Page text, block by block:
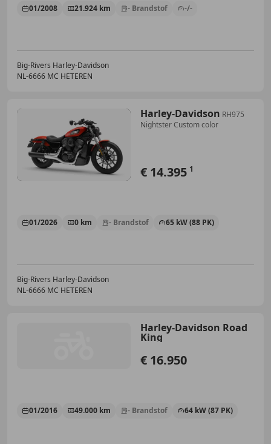
01/2008 21.924 km - Brandstof -/-
Big-Rivers Harley-Davidson
NL-6666 MC HETEREN
Harley-Davidson RH975
Nightster Custom color
€ 14.395 1
01/2026 0 km - Brandstof 65 kW (88 PK)
Big-Rivers Harley-Davidson
NL-6666 MC HETEREN
Harley-Davidson Road
King
€ 16.950
01/2016 49.000 km - Brandstof 64 kW (87 PK)